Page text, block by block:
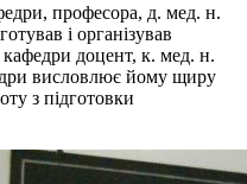
професора, д. мед. н.
і організував
кафедри доцент, к. мед. н.
висловлює йому щиру
з підготовки